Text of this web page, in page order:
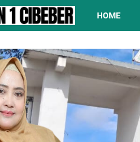
HOME